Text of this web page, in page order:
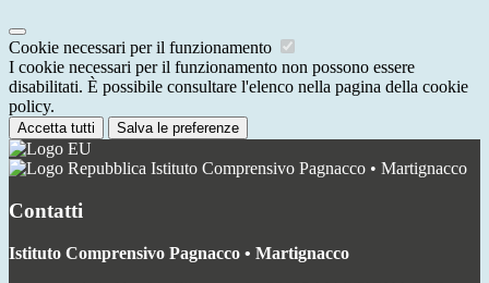
Cookie necessari per il funzionamento
I cookie necessari per il funzionamento non possono essere
disabilitati. È possibile consultare l'elenco nella pagina della cookie
policy.
Accetta tutti Salva le preferenze
Istituto Comprensivo Pagnacco • Martignacco
Contatti
Istituto Comprensivo Pagnacco • Martignacco